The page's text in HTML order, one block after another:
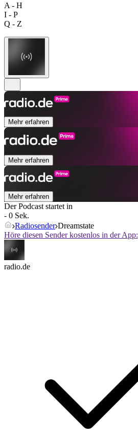
A - H
I - P
Q - Z
Mehr erfahren
Mehr erfahren
Mehr erfahren
Der Podcast startet in
- 0 Sek.
Radiosender Dreamstate
Höre diesen Sender kostenlos in der App:
radio.de